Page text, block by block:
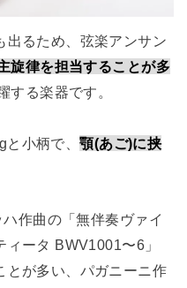
出るため、弦楽アンサン
旋律を担当することが多
する楽器です。
と小柄で、顎(あご)に挟
作曲の「無伴奏ヴァイ
ータ BWV1001〜6」
とが多い、パガニーニ作